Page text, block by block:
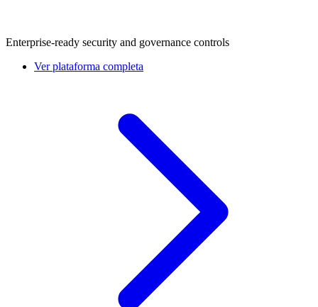
Enterprise-ready security and governance controls
Ver plataforma completa